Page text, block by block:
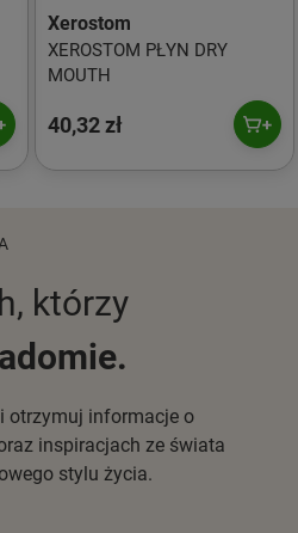
Xerostom
XEROSTOM PŁYN DRY
MOUTH
40,32 zł
którzy
otrzymuj informacje o
inspiracjach ze świata
stylu życia.